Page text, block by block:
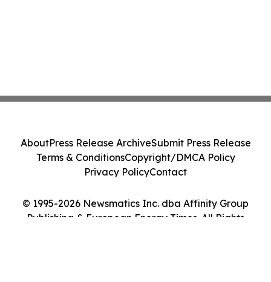
© 1995-2026 Newsmatics Inc. dba Affinity Group
Publishing & European Energy Times. All Rights
AboutPress Release ArchiveSubmit Press Release
Terms & ConditionsCopyright/DMCA Policy
Privacy PolicyContact